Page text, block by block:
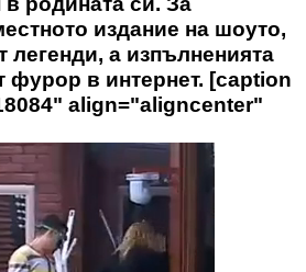
издание на шоуто,
легенди, а изпълненията
фурор в интернет. [caption
align="aligncenter"